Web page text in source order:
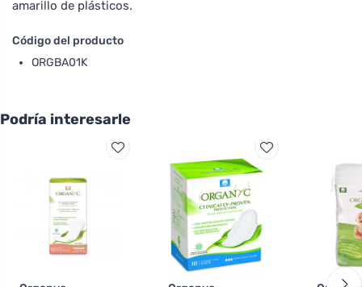
amarillo de plásticos.
Código del producto
ORGBA01K
Podría interesarle